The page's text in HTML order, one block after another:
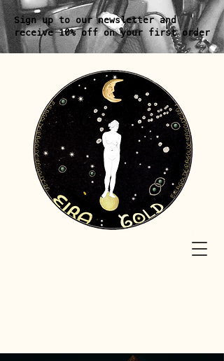
Sign up to our newsletter and
receive 10% off on your first order